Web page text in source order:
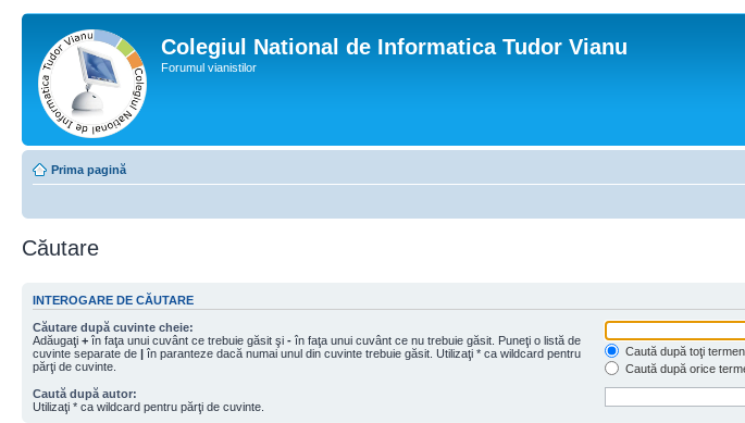
Colegiul National de Informatica Tudor Vianu
Forumul vianistilor
Prima pagină
Căutare
INTEROGARE DE CĂUTARE
Căutare după cuvinte cheie:
Adăugaţi + în faţa unui cuvânt ce trebuie găsit şi - în faţa unui cuvânt ce nu trebuie găsit. Puneţi o listă de
cuvinte separate de | în paranteze dacă numai unul din cuvinte trebuie găsit. Utilizaţi * ca wildcard pentru
părţi de cuvinte.
Caută după toţi
Caută după orice
Caută după autor:
Utilizaţi * ca wildcard pentru părţi de cuvinte.